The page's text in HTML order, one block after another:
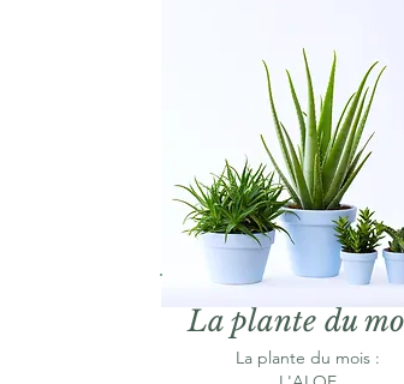
La plante du
La plante du mois :